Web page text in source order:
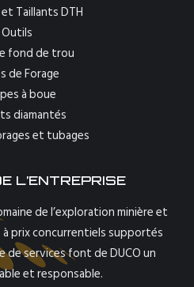
Taillants DTH
Outils
fond de trou
de Forage
à boue
diamantés
et tubages
L’ENTREPRISE
de l’exploration minière et
prix concurrentiels supportés
de services font de DUCO un
et responsable.